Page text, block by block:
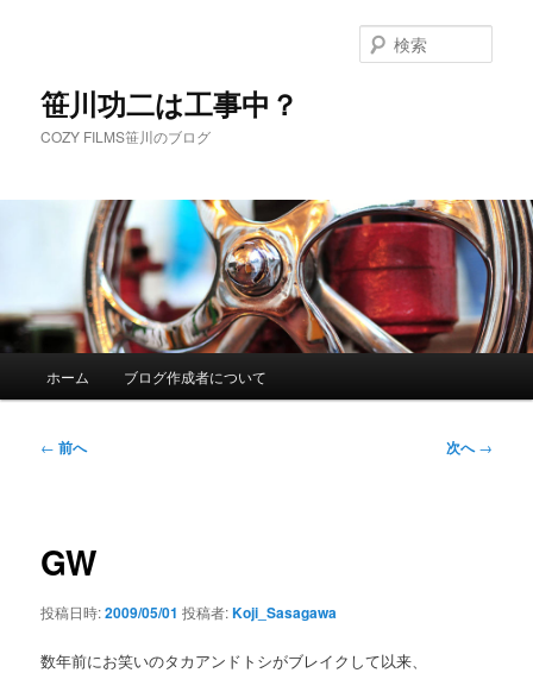
笹川功二は工事中？
COZY FILMS笹川のブログ
索
ホーム ブログ作成者について
投
ー
ョ
← 前へ 次へ→
GW
投稿日時:2009/05/01 投稿者:Koji_Sasagawa
数年前にお笑いのタカアンドトシがブレイクして以来、